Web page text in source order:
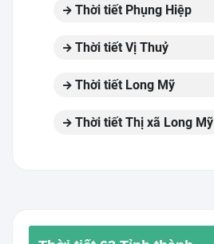
Thời tiết Phụng Hiệp
Thời tiết Vị Thuỷ
Thời tiết Long Mỹ
Thời tiết Thị xã Long Mỹ